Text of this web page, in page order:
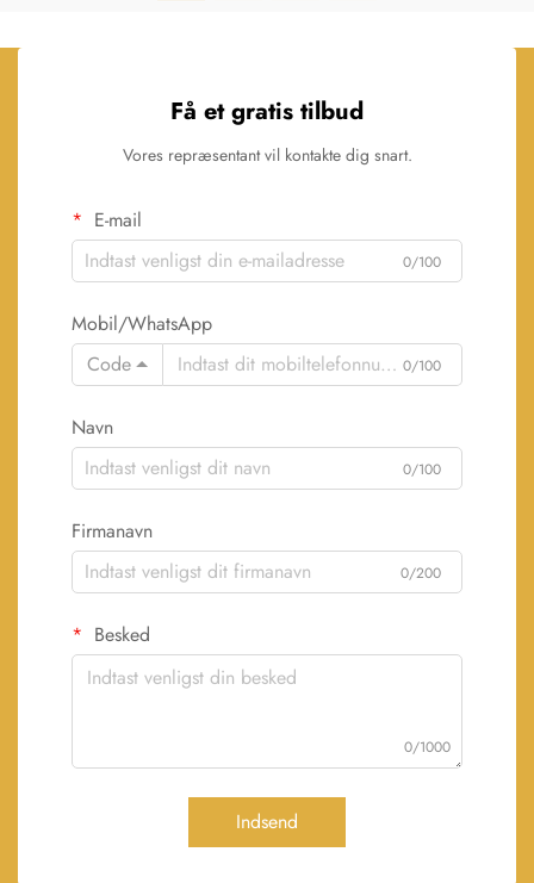
Få et gratis tilbud
Vores repræsentant vil kontakte dig snart.
E-mail
0/100
Mobil/WhatsApp
Code
0/100
Navn
0/100
Firmanavn
0/200
Besked
0/1000
Indsend